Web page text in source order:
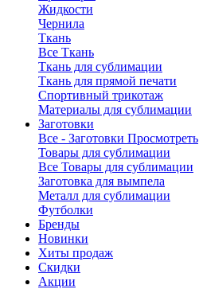
Жидкости
Чернила
Ткань
Все Ткань
Ткань для сублимации
Ткань для прямой печати
Спортивный трикотаж
Материалы для сублимации
Заготовки
Все - Заготовки Просмотреть
Товары для сублимации
Все Товары для сублимации
Заготовка для вымпела
Металл для сублимации
Футболки
Бренды
Новинки
Хиты продаж
Скидки
Акции